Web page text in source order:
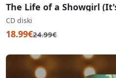
CD diski
18.99€24.99€